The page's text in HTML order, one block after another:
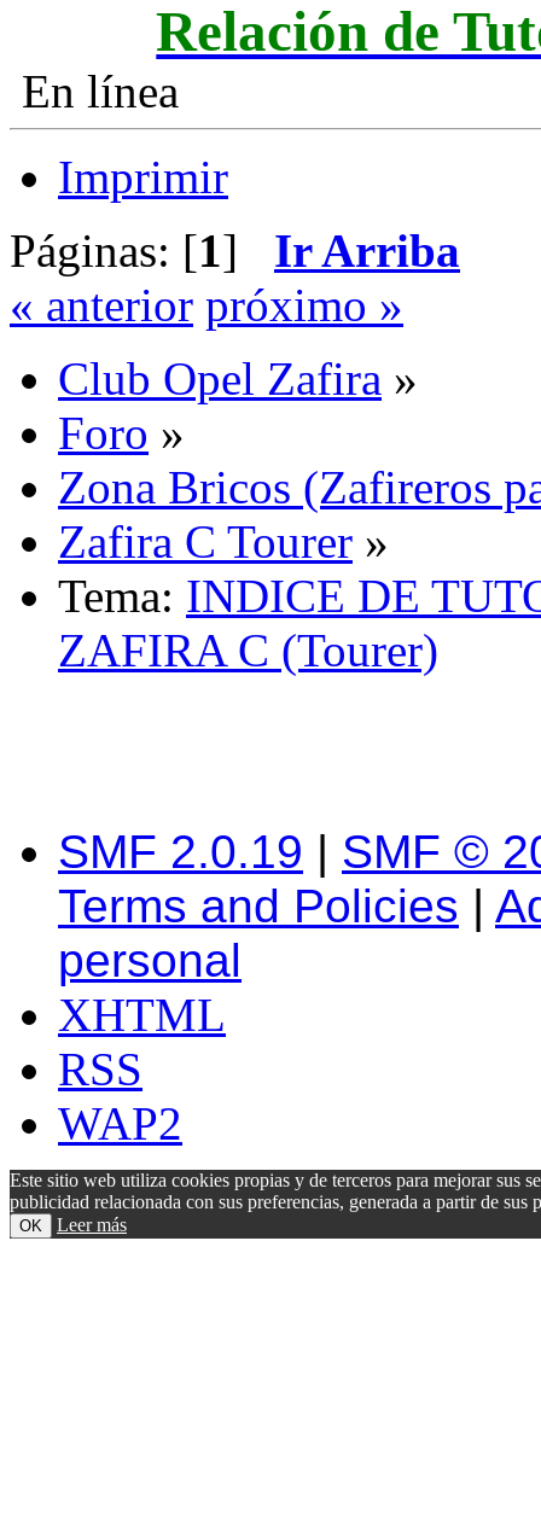
Relación de
En línea
Imprimir
Páginas: [1] Ir Arriba
« anterior próximo »
Club Opel Zafira »
Foro »
Zona Bricos (Zafireros
Zafira C Tourer »
Tema: INDICE DE
ZAFIRA C (Tourer)
SMF 2.0.19 | SMF ©
Terms and Policies |
personal
XHTML
RSS
WAP2
Este sitio web utiliza cookies propias y de terceros para mejorar sus
publicidad relacionada con sus preferencias, generada a partir de
OK Leer más